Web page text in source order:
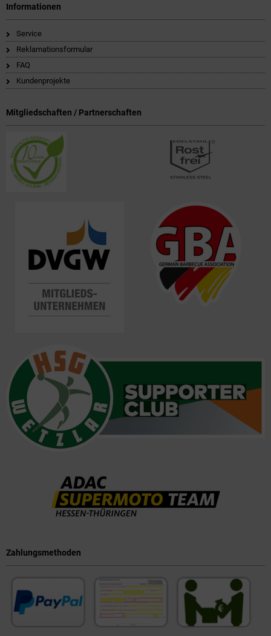
Informationen
Service
Reklamationsformular
FAQ
Kundenprojekte
Mitgliedschaften / Partnerschaften
Zahlungsmethoden